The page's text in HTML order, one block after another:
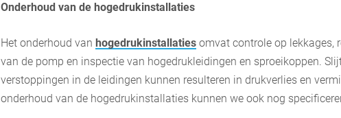
Onderhoud van de hogedrukinstallaties ​
Het onderhoud van hogedrukinstallaties omvat controle op lekkages,
van de pomp en inspectie van hogedrukleidingen en sproeikoppen.
verstoppingen in de leidingen kunnen resulteren in drukverlies en
onderhoud van de hogedrukinstallaties kunnen we ook nog